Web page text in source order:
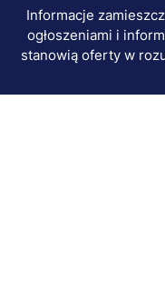
Informacje
ogłoszeniami i
stanowią oferty w